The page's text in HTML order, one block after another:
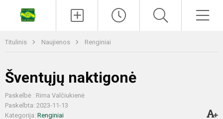
Titulinis Naujienos Renginiai
Šventųjų naktigonė
Paskelbė : Rima Valčiukienė
Paskelbta: 2023-11-13
Kategorija: Renginiai